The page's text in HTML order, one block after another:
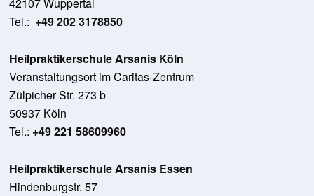
Tel.: +49 202 3178850
Heilpraktikerschule Arsanis Köln
Veranstaltungsort im Caritas-Zentrum
Zülpicher Str. 273 b
50937 Köln
Tel.: +49 221 58609960
Heilpraktikerschule Arsanis Essen
Hindenburgstr. 57